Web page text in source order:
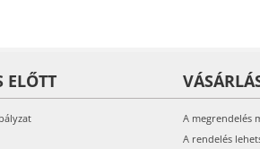
ELŐTT
A megrendelés
A rendelés